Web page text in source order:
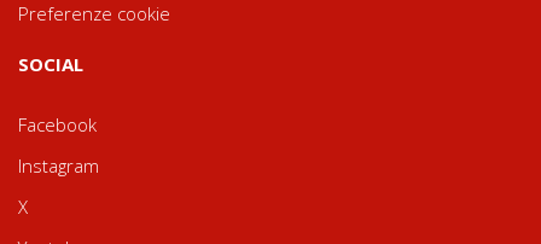
Preferenze cookie
SOCIAL
Facebook
Instagram
X